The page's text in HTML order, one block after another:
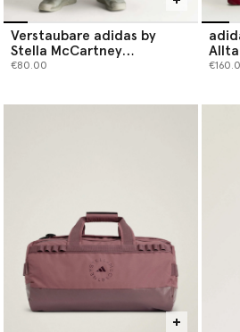
Verstaubare adidas by
Stella McCartney
Tragetasche
€80.00